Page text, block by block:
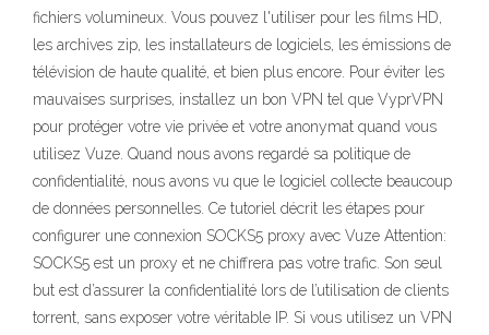
fichiers volumineux. Vous pouvez l'utiliser pour les films HD,
les archives zip, les installateurs de logiciels, les émissions de
télévision de haute qualité, et bien plus encore. Pour éviter les
mauvaises surprises, installez un bon VPN tel que VyprVPN
pour protéger votre vie privée et votre anonymat quand vous
utilisez Vuze. Quand nous avons regardé sa politique de
confidentialité, nous avons vu que le logiciel collecte beaucoup
de données personnelles. Ce tutoriel décrit les étapes pour
configurer une connexion SOCKS5 proxy avec Vuze Attention:
SOCKS5 est un proxy et ne chiffrera pas votre trafic. Son seul
but est d’assurer la confidentialité lors de l’utilisation de clients
torrent, sans exposer votre véritable IP. Si vous utilisez un VPN